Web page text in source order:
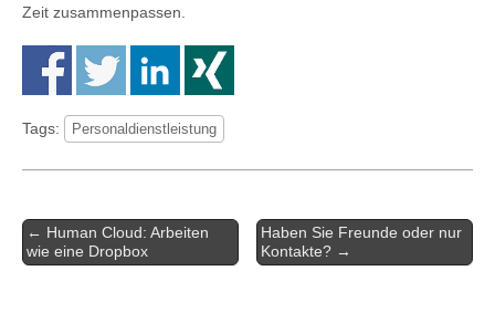
Zeit zusammenpassen.
Tags: Personaldienstleistung
Artikel-
Navigation
← Human Cloud: Arbeiten
wie eine Dropbox
Haben Sie Freunde oder nur
Kontakte? →